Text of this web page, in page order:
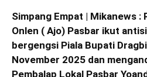
Simpang Empat | Mikanews
Onlen ( Ajo) Pasbar ikut
bergengsi Piala Bupati
November 2025 dan
Pembalap Lokal Pasbar